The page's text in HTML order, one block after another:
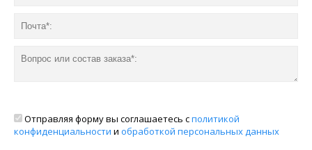
Отправляя форму вы соглашаетесь сполитикой
конфиденциальности и обработкой персональных данных